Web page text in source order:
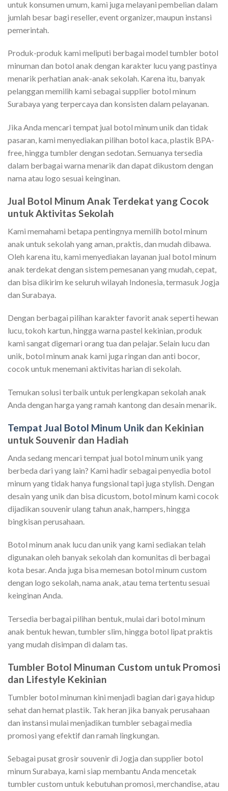
untuk konsumen umum, kami juga melayani pembelian dalam
jumlah besar bagi reseller, event organizer, maupun instansi
pemerintah.
Produk-produk kami meliputi berbagai model tumbler botol
minuman dan botol anak dengan karakter lucu yang pastinya
menarik perhatian anak-anak sekolah. Karena itu, banyak
pelanggan memilih kami sebagai supplier botol minum
Surabaya yang terpercaya dan konsisten dalam pelayanan.
Jika Anda mencari tempat jual botol minum unik dan tidak
pasaran, kami menyediakan pilihan botol kaca, plastik BPA-
free, hingga tumbler dengan sedotan. Semuanya tersedia
dalam berbagai warna menarik dan dapat dikustom dengan
nama atau logo sesuai keinginan.
Jual Botol Minum Anak Terdekat yang Cocok
untuk Aktivitas Sekolah
Kami memahami betapa pentingnya memilih botol minum
anak untuk sekolah yang aman, praktis, dan mudah dibawa.
Oleh karena itu, kami menyediakan layanan jual botol minum
anak terdekat dengan sistem pemesanan yang mudah, cepat,
dan bisa dikirim ke seluruh wilayah Indonesia, termasuk Jogja
dan Surabaya.
Dengan berbagai pilihan karakter favorit anak seperti hewan
lucu, tokoh kartun, hingga warna pastel kekinian, produk
kami sangat digemari orang tua dan pelajar. Selain lucu dan
unik, botol minum anak kami juga ringan dan anti bocor,
cocok untuk menemani aktivitas harian di sekolah.
Temukan solusi terbaik untuk perlengkapan sekolah anak
Anda dengan harga yang ramah kantong dan desain menarik.
Tempat Jual Botol Minum Unik dan Kekinian
untuk Souvenir dan Hadiah
Anda sedang mencari tempat jual botol minum unik yang
berbeda dari yang lain? Kami hadir sebagai penyedia botol
minum yang tidak hanya fungsional tapi juga stylish. Dengan
desain yang unik dan bisa dicustom, botol minum kami cocok
dijadikan souvenir ulang tahun anak, hampers, hingga
bingkisan perusahaan.
Botol minum anak lucu dan unik yang kami sediakan telah
digunakan oleh banyak sekolah dan komunitas di berbagai
kota besar. Anda juga bisa memesan botol minum custom
dengan logo sekolah, nama anak, atau tema tertentu sesuai
keinginan Anda.
Tersedia berbagai pilihan bentuk, mulai dari botol minum
anak bentuk hewan, tumbler slim, hingga botol lipat praktis
yang mudah disimpan di dalam tas.
Tumbler Botol Minuman Custom untuk Promosi
dan Lifestyle Kekinian
Tumbler botol minuman kini menjadi bagian dari gaya hidup
sehat dan hemat plastik. Tak heran jika banyak perusahaan
dan instansi mulai menjadikan tumbler sebagai media
promosi yang efektif dan ramah lingkungan.
Sebagai pusat grosir souvenir di Jogja dan supplier botol
minum Surabaya, kami siap membantu Anda mencetak
tumbler custom untuk kebutuhan promosi, merchandise, atau